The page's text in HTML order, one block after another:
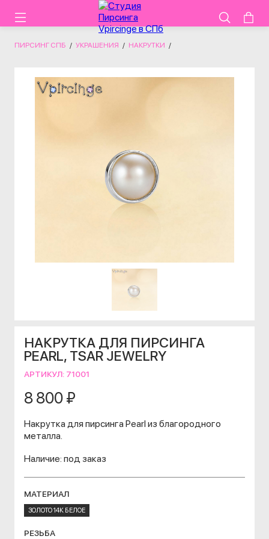
ПИРСИНГ СПБ / УКРАШЕНИЯ / НАКРУТКИ /
НАКРУТКА ДЛЯ ПИРСИНГА
PEARL, TSAR JEWELRY
АРТИКУЛ: 71001
8 800 ₽
Накрутка для пирсинга Pearl из благородного
металла.
Наличие: под заказ
МАТЕРИАЛ
ЗОЛОТО 14К БЕЛОЕ
РЕЗЬБА